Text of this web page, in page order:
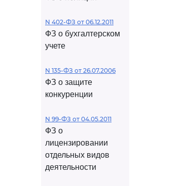
N 402-ФЗ от 06.12.2011
ФЗ о бухгалтерском
учете
N 135-ФЗ от 26.07.2006
ФЗ о защите
конкуренции
N 99-ФЗ от 04.05.2011
ФЗ о
лицензировании
отдельных видов
деятельности